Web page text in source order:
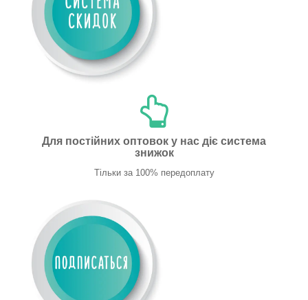
Для постійних оптовок у нас діє система
знижок
Тільки за 100% передоплату